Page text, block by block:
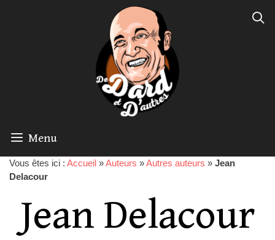
Menu
Vous êtes ici : Accueil »Auteurs »Autres auteurs » Jean
Delacour
Jean Delacour